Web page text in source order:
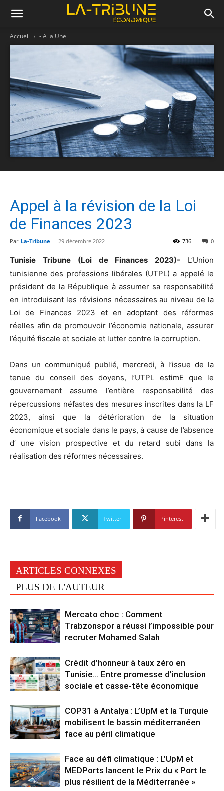
Accueil - A la Une
Appel à la révision de la Loi
de Finances 2023
Par La-Tribune - 29 décembre 2022 0
736
Tunisie Tribune (Loi de Finances 2023)- L’Union
tunisienne des professions libérales (UTPL) a appelé le
président de la République à assumer sa responsabilité
en introduisant les révisions nécessaires au niveau de la
Loi de Finances 2023 et en adoptant des réformes
réelles afin de promouvoir l’économie nationale, assurer
l’équité fiscale et sociale et lutter contre la corruption.
Dans un communiqué publié, mercredi, à l’issue de la
tenue du conseil des doyens, l’UTPL estimE que le
gouvernement assume l’entière responsabilité des
répercussions néfastes des mesures inscrites dans la LF
2023, ainsi que la détérioration de la situation
économique et sociale dans le pays, à cause de l’absence
d’ une vision prospective et du retard subi dans la
réalisation des réformes nécessaires.
Facebook Twitter Pinterest
ARTICLES CONNEXES
PLUS DE L'AUTEUR
Mercato choc : Comment
Trabzonspor a réussi l’impossible pour
recruter Mohamed Salah
Crédit d’honneur à taux zéro en
Tunisie… Entre promesse d’inclusion
sociale et casse-tête économique
COP31 à Antalya : L’UpM et la Turquie
mobilisent le bassin méditerranéen
face au péril climatique
Face au défi climatique : L’UpM et
MEDPorts lancent le Prix du « Port le
plus résilient de la Méditerranée »